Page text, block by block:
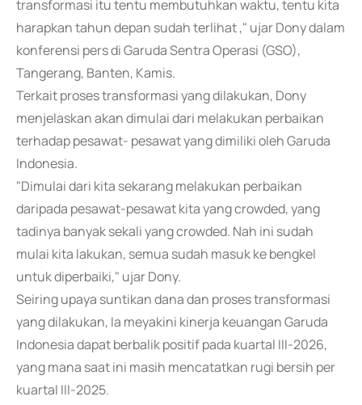
transformasi itu tentu membutuhkan waktu, tentu kita
harapkan tahun depan sudah terlihat ," ujar Dony dalam
konferensi pers di Garuda Sentra Operasi (GSO),
Tangerang, Banten, Kamis.
Terkait proses transformasi yang dilakukan, Dony
menjelaskan akan dimulai dari melakukan perbaikan
terhadap pesawat- pesawat yang dimiliki oleh Garuda
Indonesia.
"Dimulai dari kita sekarang melakukan perbaikan
daripada pesawat-pesawat kita yang crowded, yang
tadinya banyak sekali yang crowded. Nah ini sudah
mulai kita lakukan, semua sudah masuk ke bengkel
untuk diperbaiki," ujar Dony.
Seiring upaya suntikan dana dan proses transformasi
yang dilakukan, Ia meyakini kinerja keuangan Garuda
Indonesia dapat berbalik positif pada kuartal III-2026,
yang mana saat ini masih mencatatkan rugi bersih per
kuartal III-2025.